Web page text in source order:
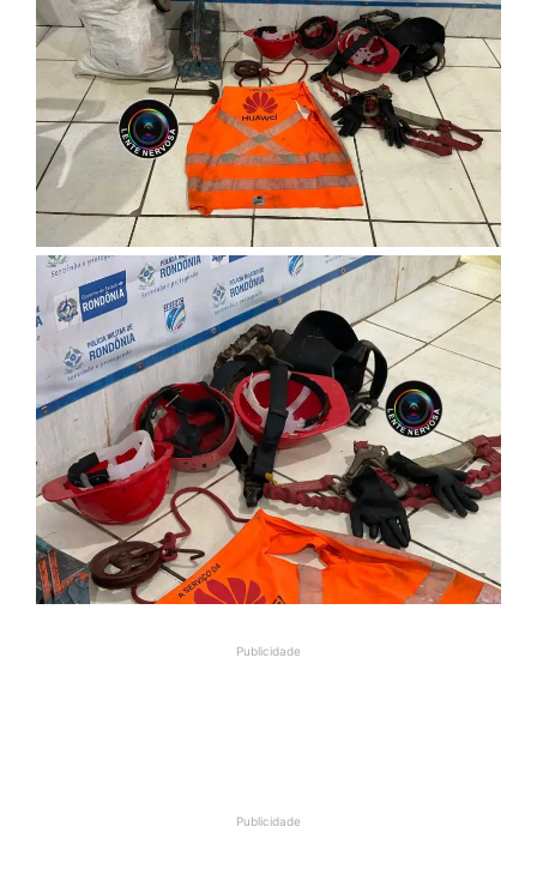
Publicidade
Publicidade